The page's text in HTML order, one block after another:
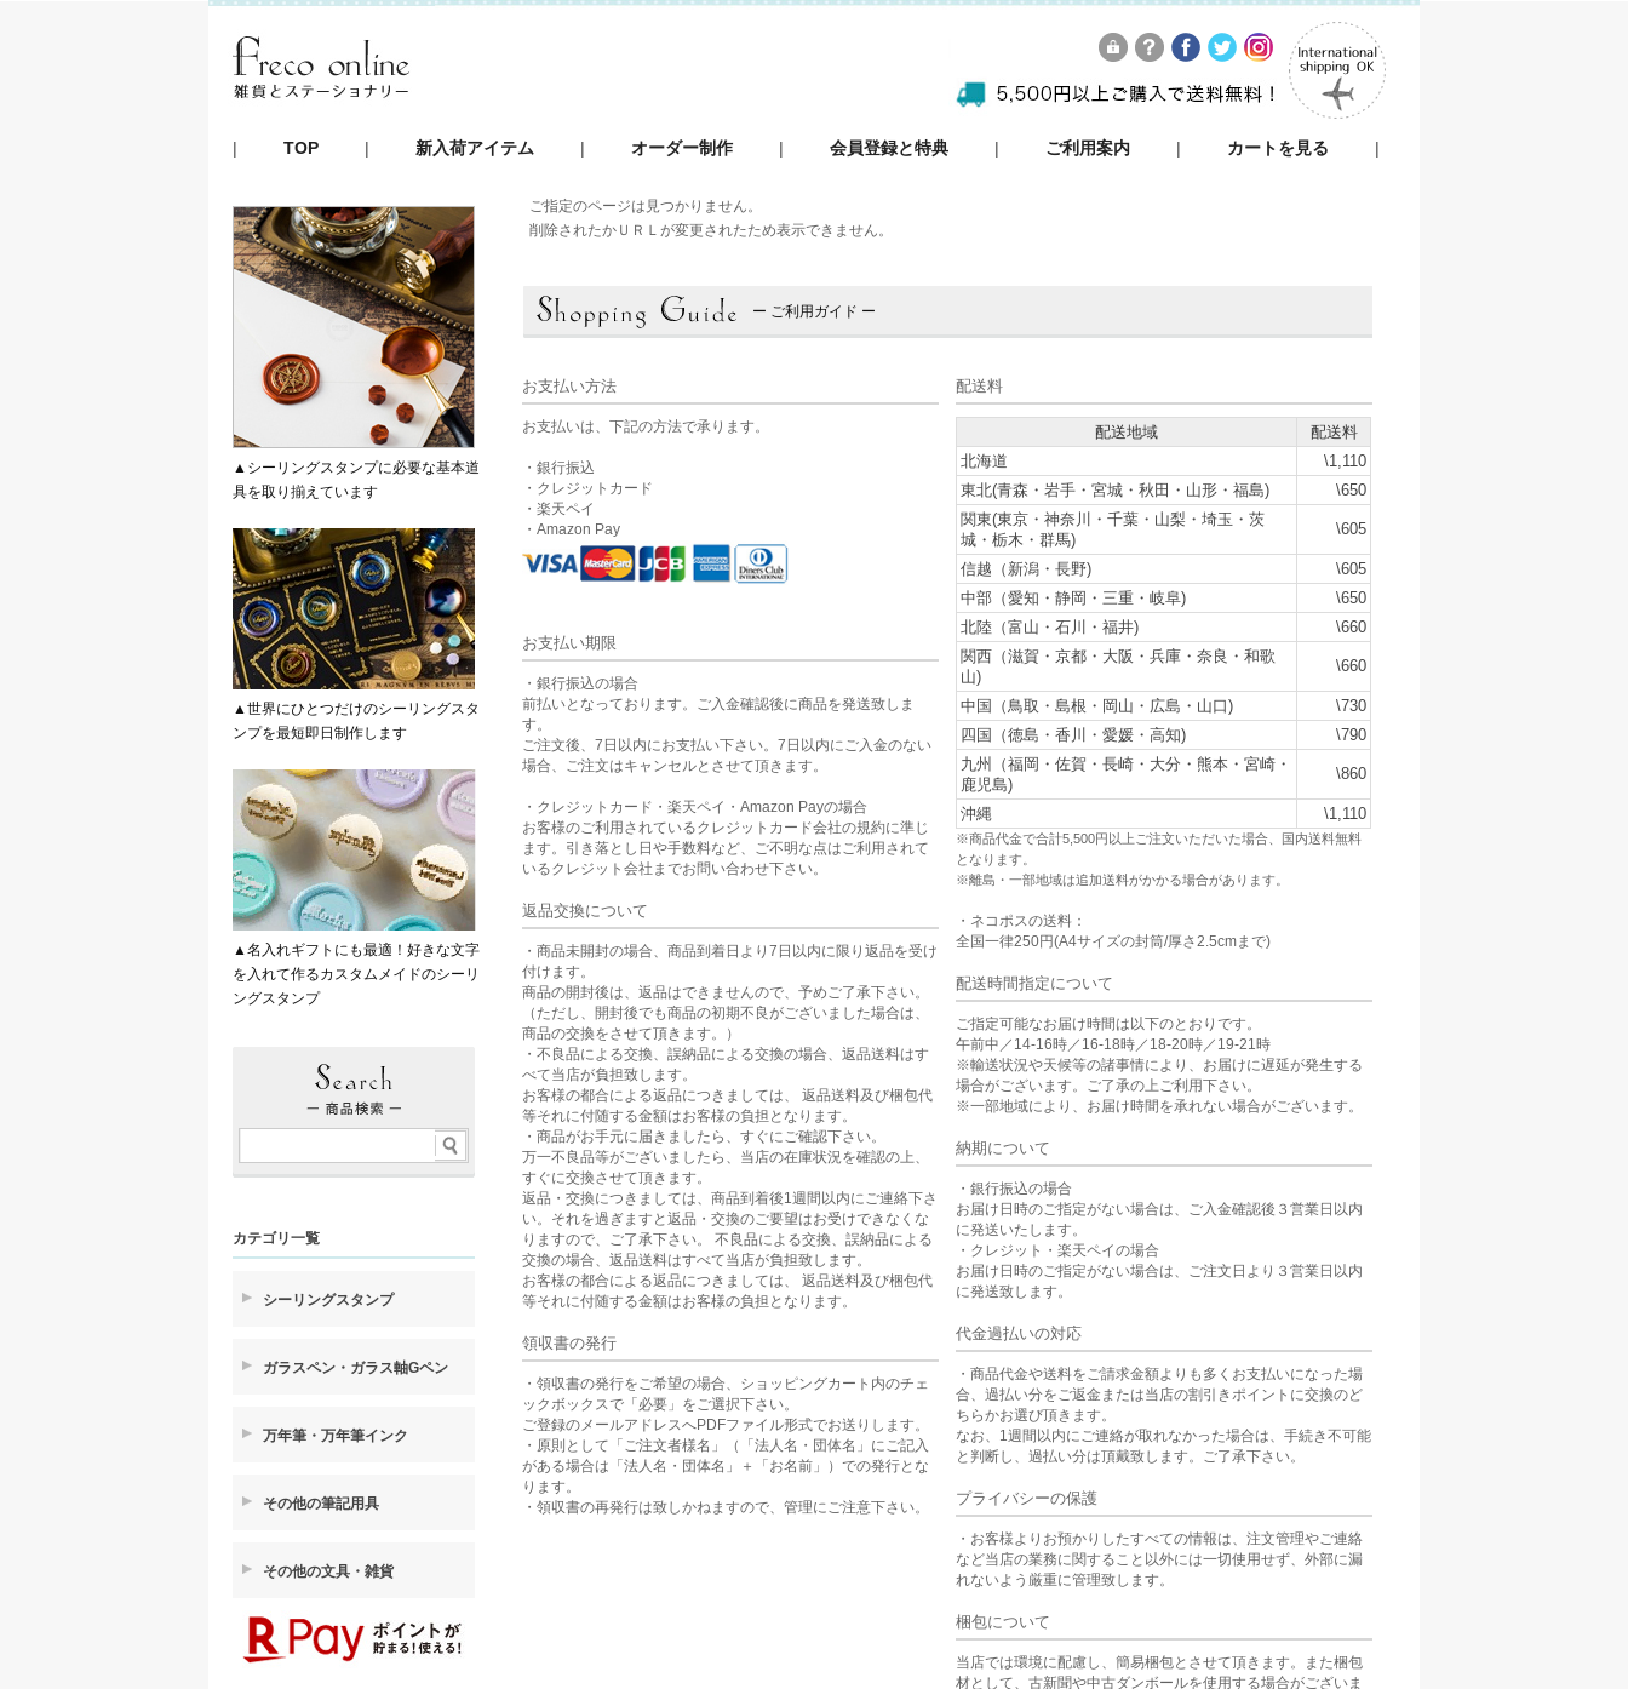
TOP 新入荷アイテム オーダー制作 会員登録と特典 ご利用案内 カートを見る
ご指定のページは見つかりません。
削除されたかＵＲＬが変更されたため表示できません。
ー ご利用ガイド ー
お支払い方法
お支払いは、下記の方法で承ります。
・銀行振込
・クレジットカード
・楽天ペイ
・Amazon Pay
お支払い期限
・銀行振込の場合
前払いとなっております。ご入金確認後に商品を発送致しま
す。
ご注文後、7日以内にお支払い下さい。7日以内にご入金のない
場合、ご注文はキャンセルとさせて頂きます。
・クレジットカード・楽天ペイ・Amazon Payの場合
お客様のご利用されているクレジットカード会社の規約に準じ
ます。引き落とし日や手数料など、ご不明な点はご利用されて
いるクレジット会社までお問い合わせ下さい。
返品交換について
・商品未開封の場合、商品到着日より7日以内に限り返品を受け
付けます。
商品の開封後は、返品はできませんので、予めご了承下さい。
（ただし、開封後でも商品の初期不良がございました場合は、
商品の交換をさせて頂きます。）
・不良品による交換、誤納品による交換の場合、返品送料はす
べて当店が負担致します。
お客様の都合による返品につきましては、 返品送料及び梱包代
等それに付随する金額はお客様の負担となります。
・商品がお手元に届きましたら、すぐにご確認下さい。
万一不良品等がございましたら、当店の在庫状況を確認の上、
すぐに交換させて頂きます。
返品・交換につきましては、商品到着後1週間以内にご連絡下さ
い。それを過ぎますと返品・交換のご要望はお受けできなくな
りますので、ご了承下さい。 不良品による交換、誤納品による
交換の場合、返品送料はすべて当店が負担致します。
お客様の都合による返品につきましては、 返品送料及び梱包代
等それに付随する金額はお客様の負担となります。
領収書の発行
・領収書の発行をご希望の場合、ショッピングカート内のチェ
ックボックスで「必要」をご選択下さい。
ご登録のメールアドレスへPDFファイル形式でお送りします。
・原則として「ご注文者様名」（「法人名・団体名」にご記入
がある場合は「法人名・団体名」＋「お名前」）での発行とな
ります。
・領収書の再発行は致しかねますので、管理にご注意下さい。
配送料
配送地域
配送料
北海道
\1,110
東北(青森・岩手・宮城・秋田・山形・福島)
\650
関東(東京・神奈川・千葉・山梨・埼玉・茨
城・栃木・群馬)
\605
信越（新潟・長野)
\605
中部（愛知・静岡・三重・岐阜)
\650
北陸（富山・石川・福井)
\660
関西（滋賀・京都・大阪・兵庫・奈良・和歌
山)
\660
中国（鳥取・島根・岡山・広島・山口)
\730
四国（徳島・香川・愛媛・高知)
\790
九州（福岡・佐賀・長崎・大分・熊本・宮崎・
鹿児島)
\860
沖縄 \1,110
※商品代金で合計5,500円以上ご注文いただいた場合、国内送料無料
となります。
※離島・一部地域は追加送料がかかる場合があります。
・ネコポスの送料：
全国一律250円(A4サイズの封筒/厚さ2.5cmまで)
配送時間指定について
ご指定可能なお届け時間は以下のとおりです。
午前中／14-16時／16-18時／18-20時／19-21時
※輸送状況や天候等の諸事情により、お届けに遅延が発生する
場合がございます。ご了承の上ご利用下さい。
※一部地域により、お届け時間を承れない場合がございます。
納期について
・銀行振込の場合
お届け日時のご指定がない場合は、ご入金確認後３営業日以内
に発送いたします。
・クレジット・楽天ペイの場合
お届け日時のご指定がない場合は、ご注文日より３営業日以内
に発送致します。
代金過払いの対応
・商品代金や送料をご請求金額よりも多くお支払いになった場
合、過払い分をご返金または当店の割引きポイントに交換のど
ちらかお選び頂きます。
なお、1週間以内にご連絡が取れなかった場合は、手続き不可能
と判断し、過払い分は頂戴致します。ご了承下さい。
プライバシーの保護
・お客様よりお預かりしたすべての情報は、注文管理やご連絡
など当店の業務に関すること以外には一切使用せず、外部に漏
れないよう厳重に管理致します。
梱包について
当店では環境に配慮し、簡易梱包とさせて頂きます。また梱包
材として、古新聞や中古ダンボールを使用する場合がございま
▲シーリングスタンプに必要な基本道
具を取り揃えています
▲世界にひとつだけのシーリングスタ
ンプを最短即日制作します
▲名入れギフトにも最適！好きな文字
を入れて作るカスタムメイドのシーリ
ングスタンプ
カテゴリ一覧
シーリングスタンプ
ガラスペン・ガラス軸Gペン
万年筆・万年筆インク
その他の筆記用具
その他の文具・雑貨